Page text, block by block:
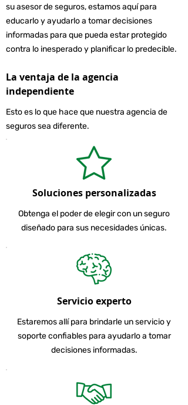
su asesor de seguros, estamos aquí para
educarlo y ayudarlo a tomar decisiones
informadas para que pueda estar protegido
contra lo inesperado y planificar lo predecible.
La ventaja de la agencia
independiente
Esto es lo que hace que nuestra agencia de
seguros sea diferente.
Soluciones personalizadas
Obtenga el poder de elegir con un seguro
diseñado para sus necesidades únicas.
Servicio experto
Estaremos allí para brindarle un servicio y
soporte confiables para ayudarlo a tomar
decisiones informadas.